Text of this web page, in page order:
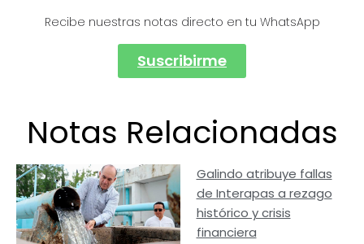
Recibe nuestras notas directo en tu WhatsApp
Suscribirme
Notas Relacionadas
Galindo atribuye fallas
de Interapas a rezago
histórico y crisis
financiera